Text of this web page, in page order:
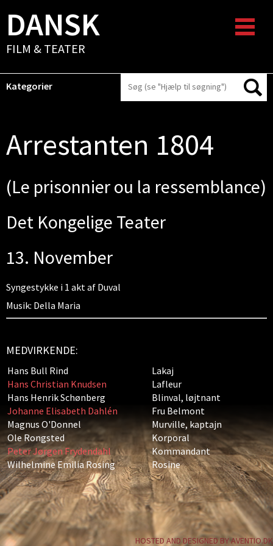
DANSK
FILM & TEATER
Kategorier
Arrestanten 1804
(Le prisonnier ou la ressemblance)
Det Kongelige Teater
13. November
Syngestykke i 1 akt af Duval
Musik: Della Maria
MEDVIRKENDE:
Hans Bull Rind
Lakaj
Hans Christian Knudsen
Lafleur
Hans Henrik Schønberg
Blinval, løjtnant
Johanne Elisabeth Dahlén
Fru Belmont
Magnus O'Donnel
Murville, kaptajn
Ole Rongsted
Korporal
Peter Jørgen Frydendahl
Kommandant
Wilhelmine Emilia Rosing
Rosine
HOSTED AND DESIGNED BY AVENTIO.DK